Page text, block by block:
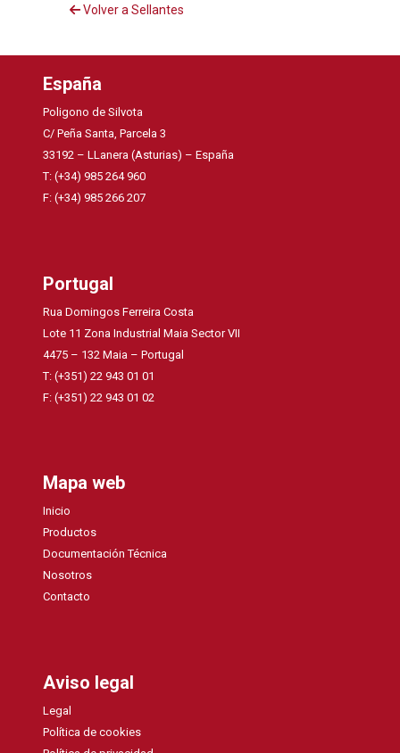
Volver a Sellantes
España
Poligono de Silvota
C/ Peña Santa, Parcela 3
33192 – LLanera (Asturias) – España
T: (+34) 985 264 960
F: (+34) 985 266 207
Portugal
Rua Domingos Ferreira Costa
Lote 11 Zona Industrial Maia Sector VII
4475 – 132 Maia – Portugal
T: (+351) 22 943 01 01
F: (+351) 22 943 01 02
Mapa web
Inicio
Productos
Documentación Técnica
Nosotros
Contacto
Aviso legal
Legal
Política de cookies